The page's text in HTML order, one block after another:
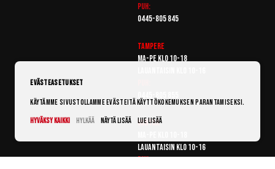
Puh:
0445-805 845
Tampere
Ma-pe klo 10-18
Vantaa
Lauantaisin klo 10-16
Puh:
Evästeasetukset
Käytämme sivustollamme evästeitä käyttökokemuksen parantamiseksi.
Hyväksy kaikki
Hylkää Näytä lisää Lue lisää